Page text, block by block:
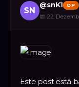
SN
@snK1 OP
📅 22.
Este post está